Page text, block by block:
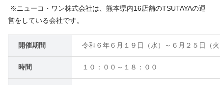
※ニューコ・ワン株式会社は、熊本県内16店舗のTSUTAYAの運
営をしている会社です。
開催期間 令和６年６月１９日（水）～６月２５日（
時間 １０：００～１８：００